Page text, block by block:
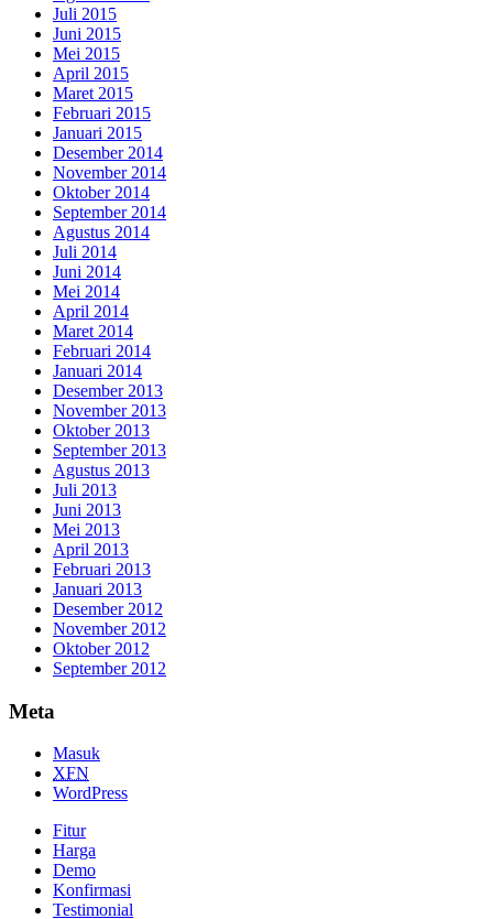
Juli 2015
Juni 2015
Mei 2015
April 2015
Maret 2015
Februari 2015
Januari 2015
Desember 2014
November 2014
Oktober 2014
September 2014
Agustus 2014
Juli 2014
Juni 2014
Mei 2014
April 2014
Maret 2014
Februari 2014
Januari 2014
Desember 2013
November 2013
Oktober 2013
September 2013
Agustus 2013
Juli 2013
Juni 2013
Mei 2013
April 2013
Februari 2013
Januari 2013
Desember 2012
November 2012
Oktober 2012
September 2012
Meta
Masuk
XFN
WordPress
Fitur
Harga
Demo
Konfirmasi
Testimonial